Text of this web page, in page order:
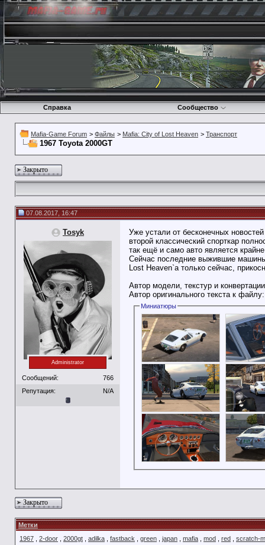
Справка Сообщество
Mafia-Game Forum > Файлы > Mafia: City of Lost Heaven > Транспорт
1967 Toyota 2000GT
Закрыто
07.08.2017, 16:47
Tosyk
Administrator
Сообщений:
766
Репутация:
N/A
Уже устали от бесконечных
второй классический спорткар
так ещё и само авто является
Сейчас последние выжившие машины
Lost Heaven`а только сейчас,
Автор модели, текстур и
Автор оригинального текста к
Миниатюры
Закрыто
Метки
1967
2-door 2000gt adilka fastback green japan mafia mod red scratch-